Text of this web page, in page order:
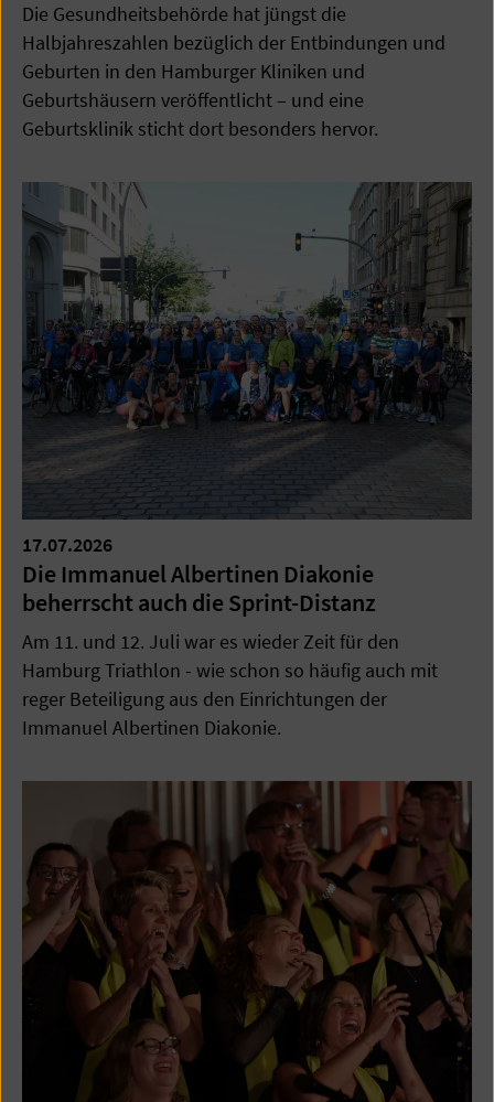
Die Gesundheitsbehörde hat jüngst die
Halbjahreszahlen bezüglich der Entbindungen und
Geburten in den Hamburger Kliniken und
Geburtshäusern veröffentlicht – und eine
Geburtsklinik sticht dort besonders hervor.
17.07.2026
Die Immanuel Albertinen Diakonie
beherrscht auch die Sprint-Distanz
Am 11. und 12. Juli war es wieder Zeit für den
Hamburg Triathlon - wie schon so häufig auch mit
reger Beteiligung aus den Einrichtungen der
Immanuel Albertinen Diakonie.